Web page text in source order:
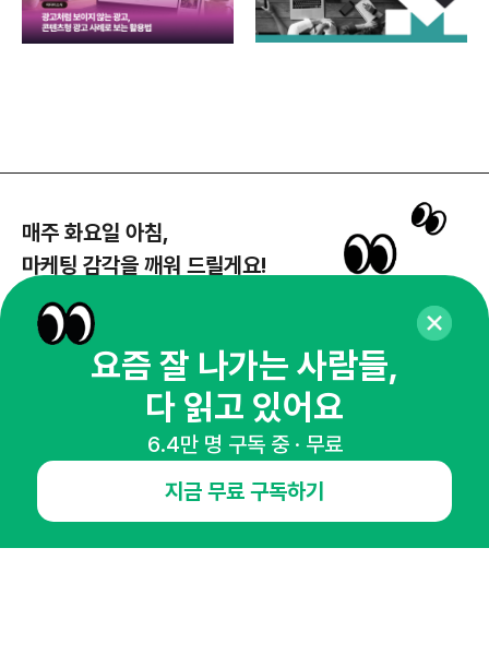
매주 화요일 아침,
마케팅 감각을 깨워 드릴게요!
뉴스레터 구독하기
오픈애즈란 제휴문의
인사이터 신청
요즘 잘 나가는 사람들,
다 읽고 있어요
6.4만 명 구독 중 · 무료
지금 무료 구독하기